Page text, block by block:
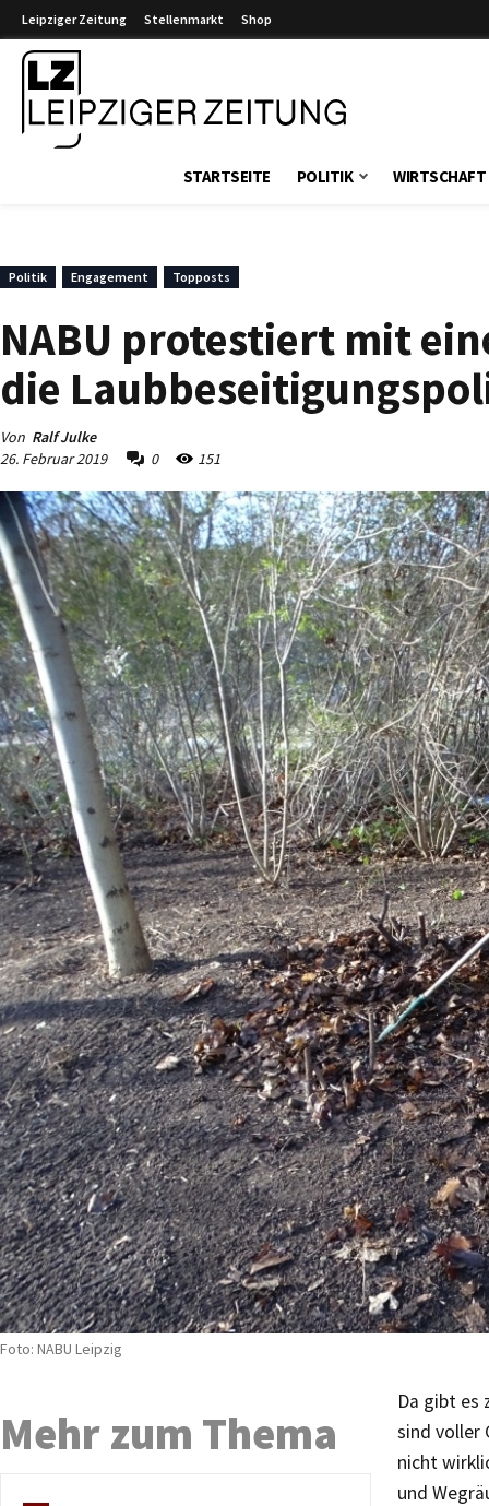
Leipziger Zeitung Stellenmarkt Shop
STARTSEITE POLITIK WIRTSCHAFT
Politik Engagement Topposts
NABU protestiert mit
die
Von Ralf Julke
26. Februar 2019
0 151
Foto: NABU Leipzig
Da gibt es
sind voller
nicht
und
Mehr zum Thema